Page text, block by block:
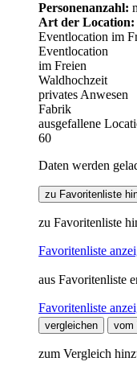
Personenanzahl:
Art der Location:
Eventlocation im
Eventlocation
im Freien
Waldhochzeit
privates Anwesen
Fabrik
ausgefallene
60
Daten werden
zu Favoritenliste
zu Favoritenliste
Favoritenliste
aus Favoritenliste
Favoritenliste
vergleichen
vom
zum Vergleich